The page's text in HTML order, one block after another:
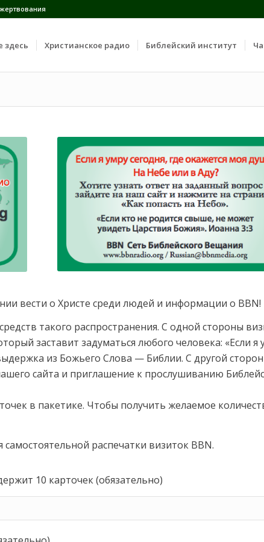
здесь Христианское радио Библейский институт
вести о Христе среди людей и информации о BBN!
такого распространения. С одной стороны
заставит задуматься любого человека: «Если я
из Божьего Слова — Библии. С другой
сайта и приглашение к прослушиванию
в пакетике. Чтобы получить желаемое
самостоятельной распечатки визиток BBN.
10 карточек (обязательно)